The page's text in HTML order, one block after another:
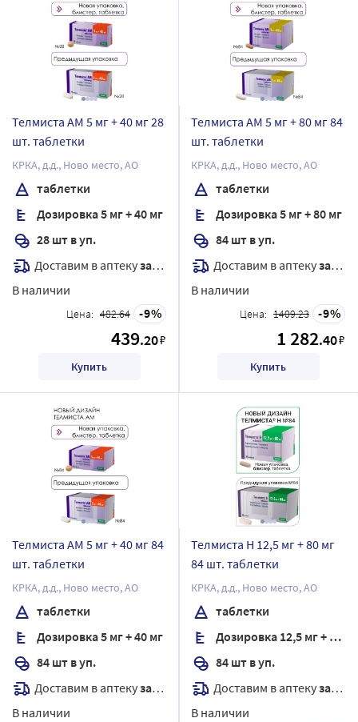
Телмиста АМ 5 мг + 40 мг 28
шт. таблетки
КРКА, д.д., Ново место, АО
таблетки
Дозировка 5 мг + 40 мг
28 шт в уп.
Доставим в аптекузавтра
В наличии
Цена: 482.64 9
439.20₽
Купить
Телмиста АМ 5 мг + 80 мг 84
шт. таблетки
КРКА, д.д., Ново место, АО
таблетки
Дозировка 5 мг + 80 мг
84 шт в уп.
Доставим в аптекузавтра
В наличии
Цена: 1409.23 9
1 282.40₽
Купить
Телмиста АМ 5 мг + 40 мг 84
шт. таблетки
КРКА, д.д., Ново место, АО
таблетки
Дозировка 5 мг + 40 мг
84 шт в уп.
Доставим в аптекузавтра
В наличии
Телмиста Н 12,5 мг + 80 мг
84 шт. таблетки
КРКА, д.д., Ново место, АО
таблетки
Дозировка 12,5 мг + 80 мг
84 шт в уп.
Доставим в аптекузавтра
В наличии